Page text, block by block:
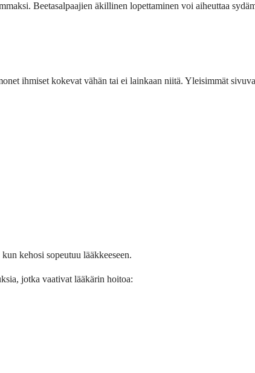
Beetasalpaajien äkillinen lopettaminen voi aiheuttaa
ihmiset kokevat vähän tai ei lainkaan niitä. Yleisimmät
kehosi sopeutuu lääkkeeseen.
jotka vaativat lääkärin hoitoa: